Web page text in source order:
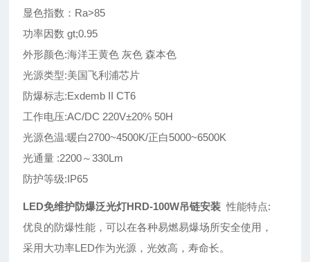
显色指数：Ra>85
功率因数 gt;0.95
外形颜色:海洋王黄色 灰色 森本色
光源类型:美国飞利浦芯片
防爆标志:Exdemb II CT6
工作电压:AC/DC 220V±20% 50H
光源色温:暖白2700~4500K/正白5000~6500K
光通量 :2200～330Lm
防护等级:IP65
LED免维护防爆泛光灯HRD-100W吊链安装 性能特点:
优良的防爆性能，可以在各种易燃易爆场所安全使用，
采用大功率LED作为光源，光效高，寿命长。